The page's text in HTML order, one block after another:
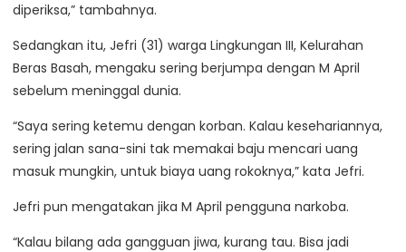
diperiksa,” tambahnya.
Sedangkan itu, Jefri (31) warga Lingkungan III, Kelurahan
Beras Basah, mengaku sering berjumpa dengan M April
sebelum meninggal dunia.
“Saya sering ketemu dengan korban. Kalau kesehariannya,
sering jalan sana-sini tak memakai baju mencari uang
masuk mungkin, untuk biaya uang rokoknya,” kata Jefri.
Jefri pun mengatakan jika M April pengguna narkoba.
“Kalau bilang ada gangguan jiwa, kurang tau. Bisa jadi